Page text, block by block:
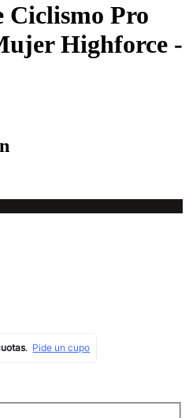
Ciclismo Pro
Highforce -